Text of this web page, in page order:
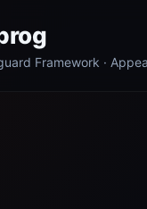
Framework ·